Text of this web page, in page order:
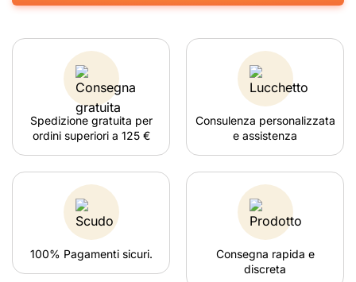
Spedizione gratuita per
ordini superiori a 125 €
Consulenza personalizzata
e assistenza
100% Pagamenti sicuri.
Consegna rapida e
discreta